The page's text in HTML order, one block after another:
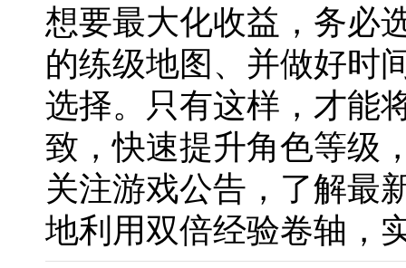
想要最大化收益，务必
的练级地图、并做好时
选择。只有这样，才能
致，快速提升角色等级
关注游戏公告，了解最
地利用双倍经验卷轴，